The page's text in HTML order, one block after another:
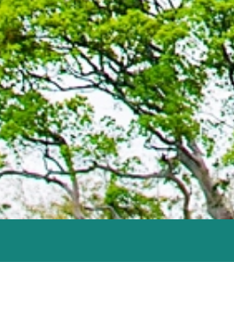
2021年4月
2021年3月
2021年2月
2021年1月
2020年12月
2020年11月
2020年10月